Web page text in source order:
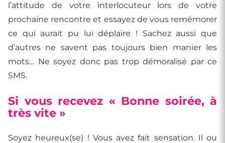
l’attitude de votre interlocuteur lors de votre
prochaine rencontre et essayez de vous remémorer
ce qui aurait pu lui déplaire ! Sachez aussi que
d’autres ne savent pas toujours bien manier les
mots… Ne soyez donc pas trop démoralisé par ce
SMS.
Si vous recevez « Bonne soirée, à
très vite »
Soyez heureux(se) ! Vous avez fait sensation. Il ou